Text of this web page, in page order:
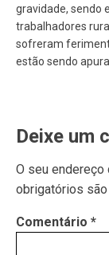
gravidade, sendo
trabalhadores
sofreram
estão sendo
Deixe um
O seu endereço
obrigatórios
Comentário *